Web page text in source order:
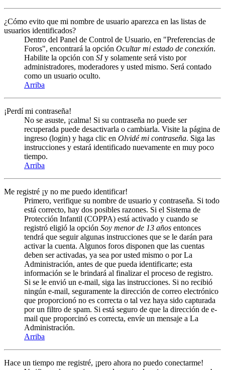
¿Cómo evito que mi nombre de usuario aparezca en las listas de
usuarios identificados?
Dentro del Panel de Control de Usuario, en "Preferencias de
Foros", encontrará la opción Ocultar mi estado de conexión.
Habilite la opción con SIy solamente será visto por
administradores, moderadores y usted mismo. Será contado
como un usuario oculto.
Arriba
¡Perdí mi contraseña!
No se asuste, ¡calma! Si su contraseña no puede ser
recuperada puede desactivarla o cambiarla. Visite la página de
ingreso (login) y haga clic en Olvidé mi contraseña. Siga las
instrucciones y estará identificado nuevamente en muy poco
tiempo.
Arriba
Me registré ¡y no me puedo identificar!
Primero, verifique su nombre de usuario y contraseña. Si todo
está correcto, hay dos posibles razones. Si el Sistema de
Protección Infantil (COPPA) está activado y cuando se
registró eligió la opción Soy menor de 13 años entonces
tendrá que seguir algunas instrucciones que se le darán para
activar la cuenta. Algunos foros disponen que las cuentas
deben ser activadas, ya sea por usted mismo o por La
Administración, antes de que pueda identificarte; esta
información se le brindará al finalizar el proceso de registro.
Si se le envió un e-mail, siga las instrucciones. Si no recibió
ningún e-mail, seguramente la dirección de correo electrónico
que proporcionó no es correcta o tal vez haya sido capturada
por un filtro de spam. Si está seguro de que la dirección de e-
mail que proporcinó es correcta, envíe un mensaje a La
Administración.
Arriba
Hace un tiempo me registré, ¡pero ahora no puedo conectarme!